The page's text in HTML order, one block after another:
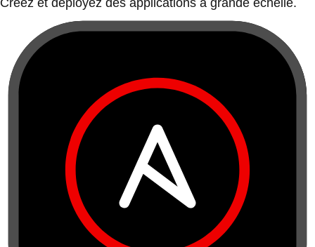
Créez et déployez des applications à grande échelle.